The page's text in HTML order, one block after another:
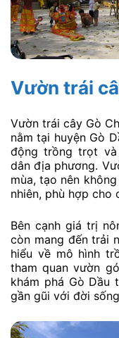
Vườn trái
Vườn trái cây Gò
nằm tại huyện Gò
động trồng trọt và
dân địa phương.
mùa, tạo nên
nhiên, phù hợp cho
Bên cạnh giá trị
còn mang đến trải
hiểu về mô hình
tham quan vườn
khám phá Gò Dầu
gần gũi với đời